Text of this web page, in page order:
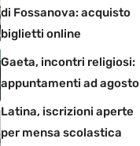
di Fossanova: acquisto
biglietti online
Gaeta, incontri religiosi:
appuntamenti ad agosto
Latina, iscrizioni aperte
per mensa scolastica